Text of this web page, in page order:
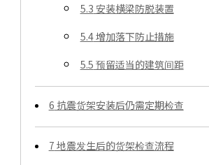
5.3 安装横梁防脱装置
5.4增加落下防止措施
5.5 预留适当的建筑间距
6 抗震货架安装后仍需定期检查
7 地震发生后的货架检查流程